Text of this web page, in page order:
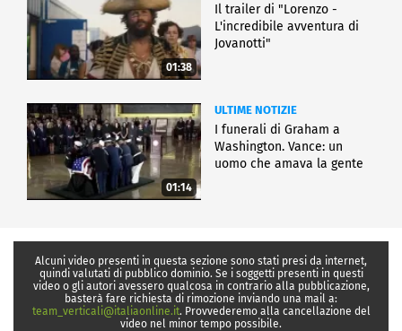
01:38
Il trailer di "Lorenzo -
L'incredibile avventura di
Jovanotti"
01:14
ULTIME NOTIZIE
I funerali di Graham a
Washington. Vance: un
uomo che amava la gente
Alcuni video presenti in questa sezione sono stati presi da internet,
quindi valutati di pubblico dominio. Se i soggetti presenti in questi
video o gli autori avessero qualcosa in contrario alla pubblicazione,
basterà fare richiesta di rimozione inviando una mail a:
team_verticali@italiaonline.it. Provvederemo alla cancellazione del
video nel minor tempo possibile.